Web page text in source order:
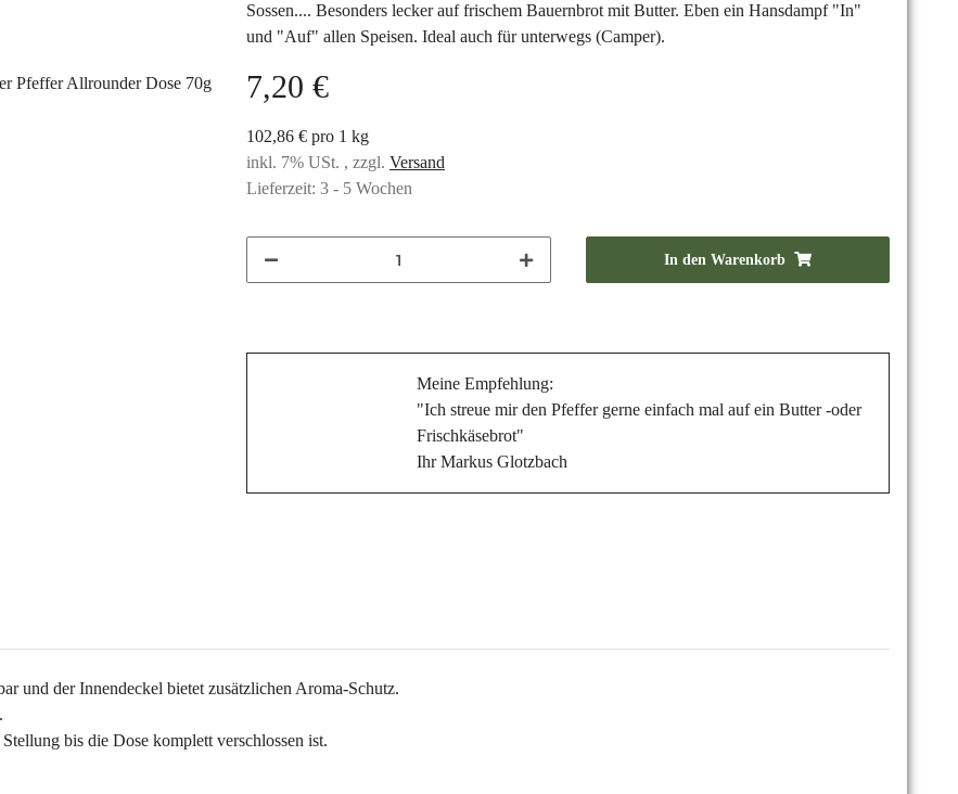
Sossen.... Besonders lecker auf frischem Bauernbrot mit Butter. Eben ein Hansdampf "In"
und "Auf" allen Speisen. Ideal auch für unterwegs (Camper).
7,20 €
102,86 € pro 1 kg
inkl. 7% USt. , zzgl. Versand
Lieferzeit: 3 - 5 Wochen
In den Warenkorb
Meine Empfehlung:
"Ich streue mir den Pfeffer gerne einfach mal auf ein Butter -oder
Frischkäsebrot"
Ihr Markus Glotzbach
und der Innendeckel bietet zusätzlichen Aroma-Schutz.
bis die Dose komplett verschlossen ist.